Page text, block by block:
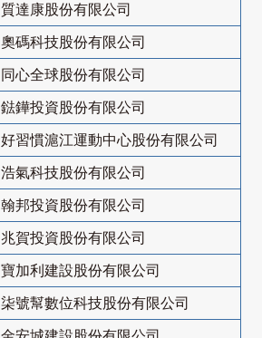
質達康股份有限公司
奧碼科技股份有限公司
同心全球股份有限公司
鍅鏵投資股份有限公司
好習慣滬江運動中心股份有限公司
浩氣科技股份有限公司
翰邦投資股份有限公司
兆賀投資股份有限公司
寶加利建設股份有限公司
柒號幫數位科技股份有限公司